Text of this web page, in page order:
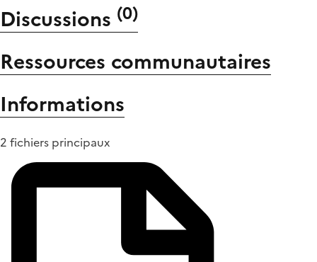
Discussions (0)
Ressources communautaires
Informations
2 fichiers principaux